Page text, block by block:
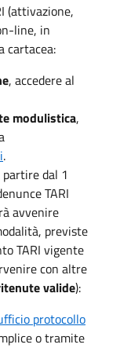
(attivazione,
line, in
cartacea:
, accedere al
modulistica,
.
dal 1
TARI
avvenire
previste
TARI vigente
con altre
valide):
protocollo
o tramite